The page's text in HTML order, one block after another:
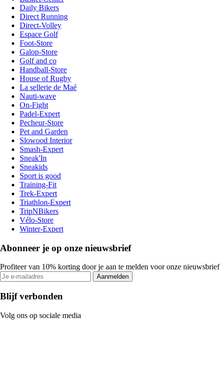
Daily Bikers
Direct Running
Direct-Volley
Espace Golf
Foot-Store
Galop-Store
Golf and co
Handball-Store
House of Rugby
La sellerie de Maé
Nauti-wave
On-Fight
Padel-Expert
Pecheur-Store
Pet and Garden
Slowood Interior
Smash-Expert
Sneak'In
Sneakids
Sport is good
Training-Fit
Trek-Expert
Triathlon-Expert
TripNBikers
Vélo-Store
Winter-Expert
Abonneer je op onze nieuwsbrief
Profiteer van 10% korting door je aan te melden voor onze nieuwsbrief
Aanmelden
Blijf verbonden
Volg ons op sociale media